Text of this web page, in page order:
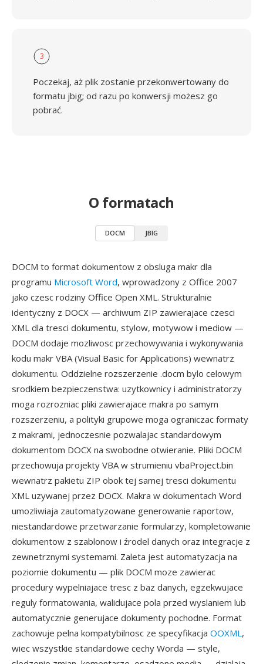
3
Poczekaj, aż plik zostanie przekonwertowany do
formatu jbig; od razu po konwersji możesz go
pobrać.
O formatach
DOCM JBIG
DOCM to format dokumentow z obsluga makr dla
programu Microsoft Word, wprowadzony z Office 2007
jako czesc rodziny Office Open XML. Strukturalnie
identyczny z DOCX — archiwum ZIP zawierajace czesci
XML dla tresci dokumentu, stylow, motywow i mediow —
DOCM dodaje mozliwosc przechowywania i wykonywania
kodu makr VBA (Visual Basic for Applications) wewnatrz
dokumentu. Oddzielne rozszerzenie .docm bylo celowym
srodkiem bezpieczenstwa: uzytkownicy i administratorzy
moga rozrozniac pliki zawierajace makra po samym
rozszerzeniu, a polityki grupowe moga ograniczac formaty
z makrami, jednoczesnie pozwalajac standardowym
dokumentom DOCX na swobodne otwieranie. Pliki DOCM
przechowuja projekty VBA w strumieniu vbaProject.bin
wewnatrz pakietu ZIP obok tej samej tresci dokumentu
XML uzywanej przez DOCX. Makra w dokumentach Word
umozliwiaja zautomatyzowane generowanie raportow,
niestandardowe przetwarzanie formularzy, kompletowanie
dokumentow z szablonow i źrodel danych oraz integracje z
zewnetrznymi systemami. Zaleta jest automatyzacja na
poziomie dokumentu — plik DOCM moze zawierac
procedury wypelniajace tresc z baz danych, egzekwujace
reguly formatowania, walidujace pola przed wyslaniem lub
automatycznie generujace dokumenty pochodne. Format
zachowuje pelna kompatybilnosc ze specyfikacja OOXML,
wiec wszystkie standardowe cechy Worda — style,